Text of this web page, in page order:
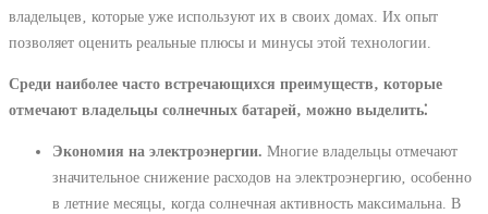
владельцев‚ которые уже используют их в своих домах. Их опыт
позволяет оценить реальные плюсы и минусы этой технологии.
Среди наиболее часто встречающихся преимуществ‚ которые
отмечают владельцы солнечных батарей‚ можно выделить⁚
Экономия на электроэнергии. Многие владельцы отмечают
значительное снижение расходов на электроэнергию‚ особенно
в летние месяцы‚ когда солнечная активность максимальна. В